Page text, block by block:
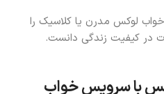
لوکس مدرن یا کلاسیک را
در کیفیت زندگی دانست.
با سرویس خواب